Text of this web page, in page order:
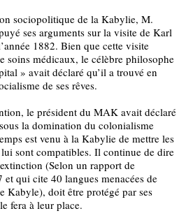
sociopolitique de la Kabylie, M.
ses arguments sur la visite de Karl
1882. Bien que cette visite
soins médicaux, le célèbre philosophe
» avait déclaré qu’il a trouvé en
de ses rêves.
le président du MAK avait déclaré
la domination du colonialisme
est venu à la Kabylie de mettre les
sont compatibles. Il continue de dire
(Selon un rapport de
et qui cite 40 langues menacées de
Kabyle), doit être protégé par ses
fera à leur place.